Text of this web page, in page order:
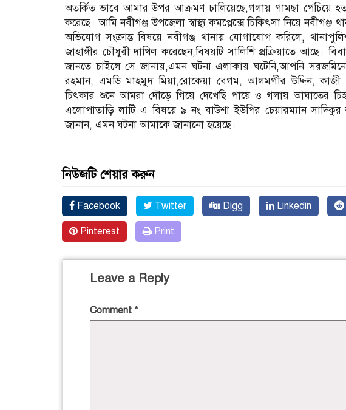
অতর্কিত ভাবে আমার উপর আক্রমণ চালিয়েছে,গলায় গামছা পেচিয়ে
করেছে। আমি নবীগঞ্জ উপজেলা স্বাস্থ্য কমপ্লেক্সে চিকিৎসা নিয়ে নবীগঞ্জ
অভিযোগ সংক্রান্ত বিষয়ে নবীগঞ্জ থানায় যোগাযোগ করিলে,
জাহাঙ্গীর চৌধুরী দাখিল করেছেন,বিষয়টি সালিশি প্রক্রিয়াতে আছে।
জানতে চাইলে সে জানায়,এমন ঘটনা এলাকায় ঘটেনি,আপনি সরজমিনে
রহমান, এমডি মাহমুদ মিয়া,রোকেয়া বেগম, আলমগীর উদ্দিন, কাজী
চিৎকার শুনে আমরা দৌড়ে গিয়ে দেখেছি পায়ে ও গলায় আঘাতের
এলোপাতাড়ি লাটি।এ বিষয়ে ৯ নং বাউশা ইউপির চেয়ারম্যান
জানান, এমন ঘটনা আমাকে জানানো হয়েছে।
নিউজটি শেয়ার করুন
Facebook Twitter Digg Linkedin
Pinterest Print
Leave a Reply
Comment *